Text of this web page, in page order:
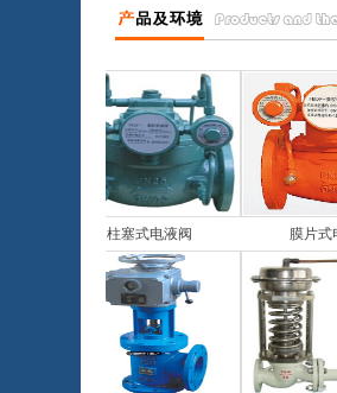
柱塞式电液阀 膜片式电